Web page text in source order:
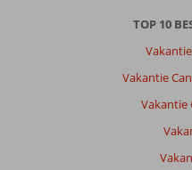
TOP 10
Vakantie
Vakantie